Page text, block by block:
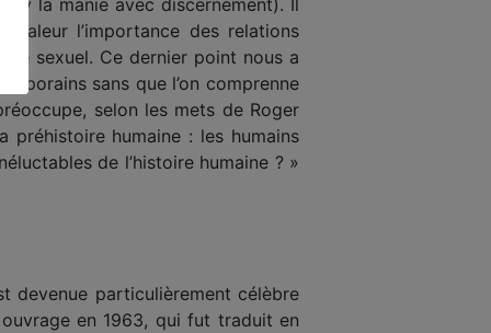
valeur l’importance des relations
sexuel. Ce dernier point nous a
sans que l’on comprenne
selon les mets de Roger
préhistoire humaine : les humains
de l’histoire humaine ? »
devenue particulièrement célèbre
en 1963, qui fut traduit en